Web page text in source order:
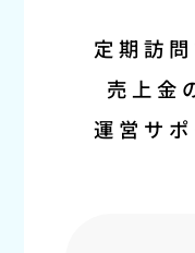
定期訪
売上金
運営サ